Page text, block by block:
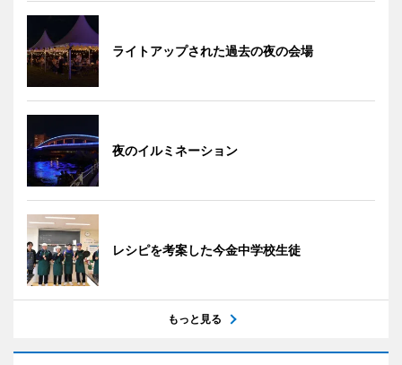
ライトアップされた過去の夜の会場
夜のイルミネーション
レシピを考案した今金中学校生徒
もっと見る